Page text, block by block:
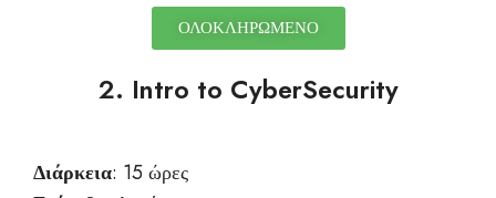
ΟΛΟΚΛΗΡΩΜΕΝΟ
2. Intro to CyberSecurity
Διάρκεια: 15 ώρες